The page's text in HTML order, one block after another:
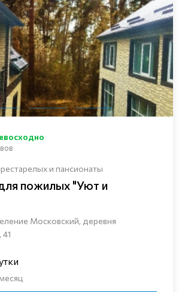
и пансионаты
пожилых "Уют и
Московский, деревня